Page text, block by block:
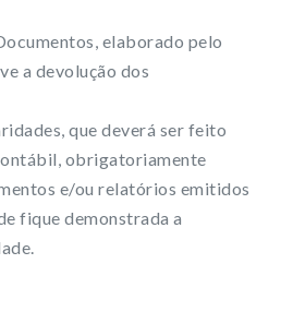
elaborado pelo
a devolução dos
que deverá ser feito
obrigatoriamente
e/ou relatórios emitidos
fique demonstrada a